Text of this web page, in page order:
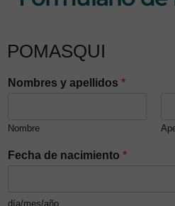
POMASQUI
Nombres y apellidos *
Nombre
Fecha de nacimiento *
día/mes/año